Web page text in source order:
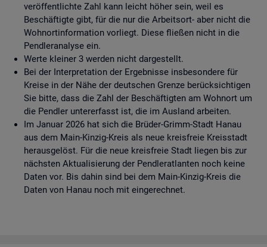
veröffentlichte Zahl kann leicht höher sein, weil es
Beschäftigte gibt, für die nur die Arbeitsort- aber nicht die
Wohnortinformation vorliegt. Diese fließen nicht in die
Pendleranalyse ein.
Werte kleiner 3 werden nicht dargestellt.
Bei der Interpretation der Ergebnisse insbesondere für
Kreise in der Nähe der deutschen Grenze berücksichtigen
Sie bitte, dass die Zahl der Beschäftigten am Wohnort um
die Pendler untererfasst ist, die im Ausland arbeiten.
Im Januar 2026 hat sich die Brüder-Grimm-Stadt Hanau
aus dem Main-Kinzig-Kreis als neue kreisfreie Kreisstadt
herausgelöst. Für die neue kreisfreie Stadt liegen bis zur
nächsten Aktualisierung der Pendleratlanten noch keine
Daten vor. Bis dahin sind bei dem Main-Kinzig-Kreis die
Daten von Hanau noch mit eingerechnet.